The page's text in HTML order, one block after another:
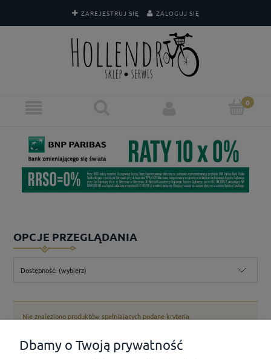
ZAREJESTRUJ SIĘ ZALOGUJ SIĘ
OPCJE PRZEGLĄDANIA
Dostępność: (wybierz)
Nie znaleziono produktów spełniających podane kryteria.
Dbamy o Twoją prywatność